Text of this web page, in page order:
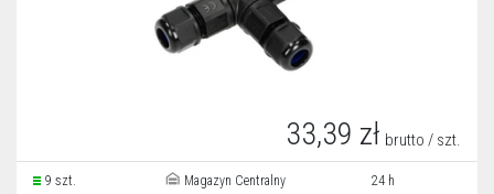
33,39 zł brutto / szt.
9 szt. Magazyn Centralny 24 h